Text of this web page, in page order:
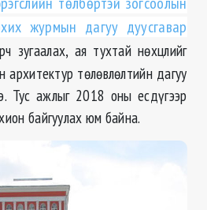
журмын дагуу дуусгавар
зугаалах, ая тухтай нөхцлийг
төлөвлөлтийн дагуу
Тус ажлыг 2018 оны есдүгээр
байгуулах юм байна.